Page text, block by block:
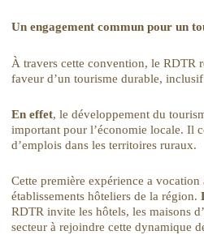
Un engagement commun pour un
À travers cette convention, le RDTR
faveur d’un tourisme durable,
En effet, le développement du
important pour l’économie locale. Il
d’emplois dans les territoires ruraux.
Cette première expérience a vocation
établissements hôteliers de la région.
RDTR invite les hôtels, les maisons
secteur à rejoindre cette dynamique